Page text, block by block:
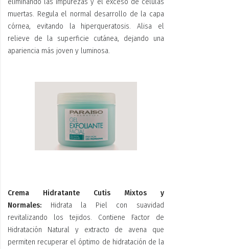
eliminando las impurezas y el exceso de células
muertas. Regula el normal desarrollo de la capa
córnea, evitando la hiperqueratosis. Alisa el
relieve de la superficie cutánea, dejando una
apariencia más joven y luminosa.
Crema Hidratante Cutis Mixtos y
Normales: Hidrata la Piel con suavidad
revitalizando los tejidos. Contiene Factor de
Hidratación Natural y extracto de avena que
permiten recuperar el óptimo de hidratación de la